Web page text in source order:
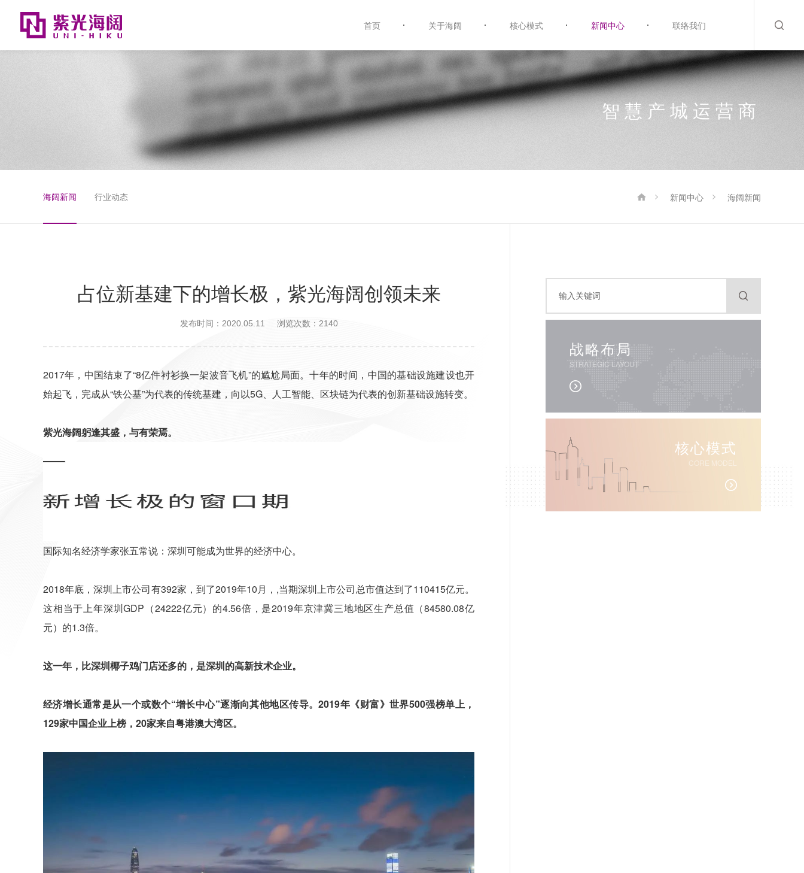
首页 关于海阔 核心模式 新闻中心 联络我们
智慧产城运营商
海阔新闻 行业动态 新闻中心 海阔新闻
占位新基建下的增长极，紫光海阔创领未来
发布时间：2020.05.11 浏览次数：2140
2017年，中国结束了“8亿件衬衫换一架波音飞机”的尴尬局面。十年的时间，中国的基础设施建设也开
始起飞，完成从“铁公基”为代表的传统基建，向以5G、人工智能、区块链为代表的创新基础设施转变。
紫光海阔躬逢其盛，与有荣焉。
国际知名经济学家张五常说：深圳可能成为世界的经济中心。
2018年底，深圳上市公司有392家，到了2019年10月，,当期深圳上市公司总市值达到了110415亿元。
这相当于上年深圳GDP（24222亿元）的4.56倍，是2019年京津冀三地地区生产总值（84580.08亿
元）的1.3倍。
这一年，比深圳椰子鸡门店还多的，是深圳的高新技术企业。
经济增长通常是从一个或数个“增长中心”逐渐向其他地区传导。2019年《财富》世界500强榜单上，
129家中国企业上榜，20家来自粤港澳大湾区。
战略布局
STRATEGIC LAYOUT
核心模式
CORE MODEL